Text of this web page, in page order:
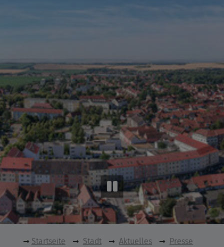
Startseite Stadt Aktuelles
Presse